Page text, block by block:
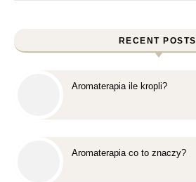
RECENT POSTS
Aromaterapia ile kropli?
Aromaterapia co to znaczy?